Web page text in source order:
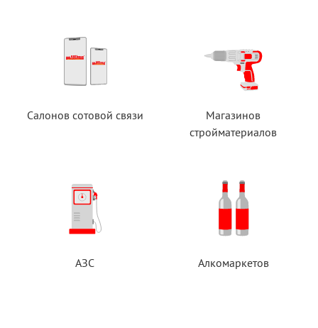
Салонов сотовой связи
Магазинов
стройматериалов
АЗС Алкомаркетов